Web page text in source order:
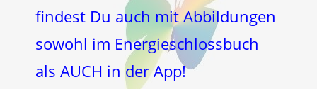
findest Du auch mit Abbildungen
sowohl im Energieschlossbuch
als AUCH in der App!